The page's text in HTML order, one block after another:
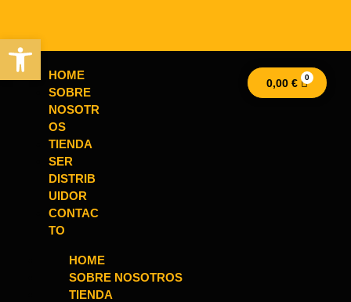
HOME
SOBRE
NOSOTR
OS
TIENDA
SER
DISTRIB
UIDOR
CONTAC
TO
HOME
SOBRE NOSOTROS
TIENDA
0,00 €
Abrir barra de herramientas